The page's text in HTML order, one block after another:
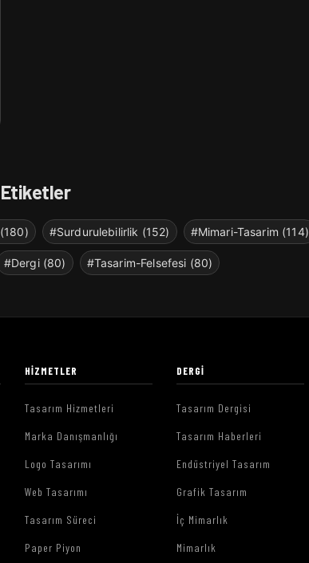
#Surdurulebilirlik (152) #Mimari-Tasarim (114)
#Dergi (80) #Tasarim-Felsefesi (80)
HIZMETLER
Tasarım Hizmetleri
Marka Danışmanlığı
Logo Tasarımı
Web Tasarımı
Tasarım Süreci
Paper Piyon
DERGI
Tasarım Dergisi
Tasarım Haberleri
Endüstriyel Tasarım
Grafik Tasarım
İç Mimarlık
Mimarlık